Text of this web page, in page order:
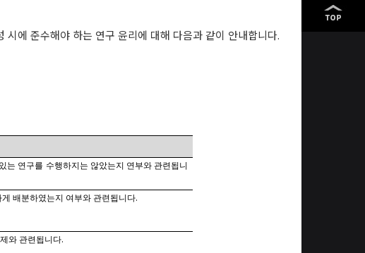
에 준수해야 하는 연구 윤리에 대해 다음과 같이 안내합니다.
연구를 수행하지는 않았는지 연부와 관련됩니
배분하였는지 여부와 관련됩니다.
와 관련됩니다.